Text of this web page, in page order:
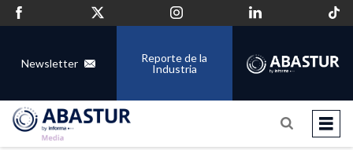
Newsletter
Reporte de la
Industria